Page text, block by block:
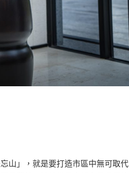
山」，就是要打造市區中無可取代